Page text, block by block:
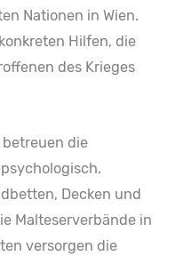
Nationen in Wien.
Hilfen, die
des Krieges
betreuen die
Decken und
Malteserverbände in
versorgen die